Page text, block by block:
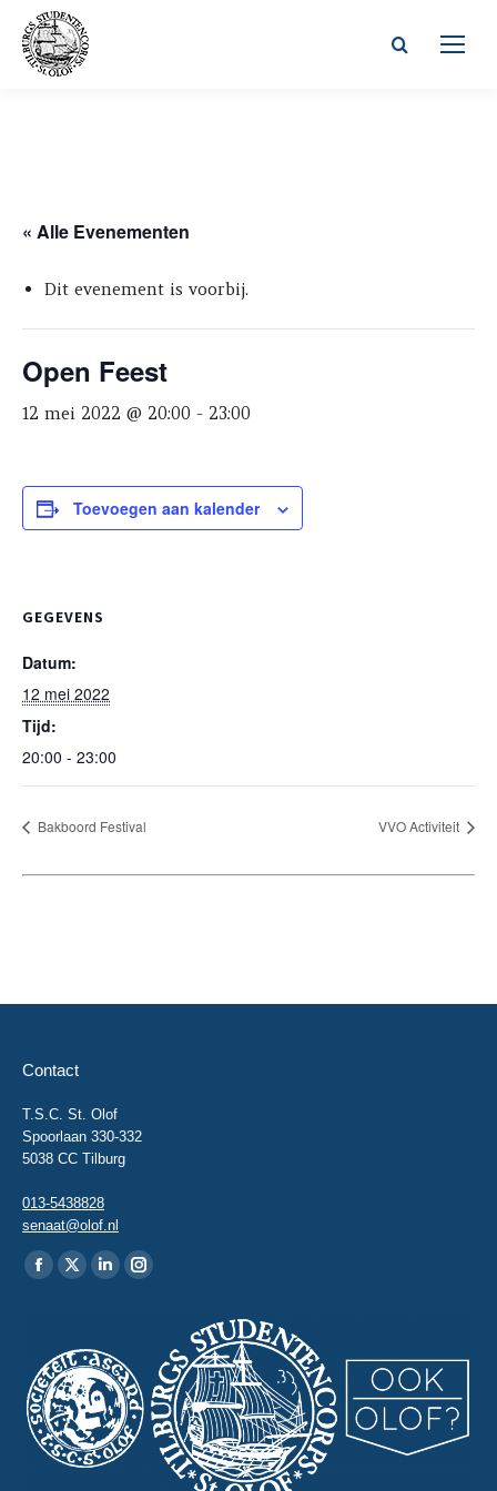
Zoeken:
« Alle Evenementen
Dit evenement is voorbij.
Open Feest
12 mei 2022 @ 20:00 - 23:00
Toevoegen aan kalender
GEGEVENS
Datum:
12 mei 2022
Tijd:
20:00 - 23:00
Bakboord Festival VVO Activiteit
Contact
T.S.C. St. Olof
Spoorlaan 330-332
5038 CC Tilburg
013-5438828
senaat@olof.nl
Vind ons op:
Facebook
in
new
window
X
in
new
window
Linkedin
in
new
window
Instagram
new
window